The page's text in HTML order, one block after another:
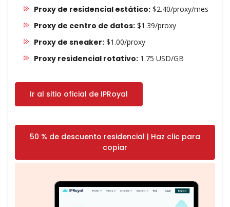
Proxy de residencial estático:$2.40/proxy/mes
Proxy de centro de datos:$1.39/proxy
Proxy de sneaker:$1.00/proxy
Proxy residencial rotativo:1.75 USD/GB
Ir al sitio oficial de IPRoyal
50 % de descuento residencial | Haz clic para
copiar